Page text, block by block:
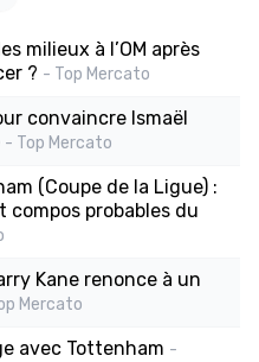
milieux à l’OM après
? - Top Mercato
convaincre Ismaël
- Top Mercato
(Coupe de la Ligue) :
compos probables du
Kane renonce à un
Mercato
avec Tottenham -